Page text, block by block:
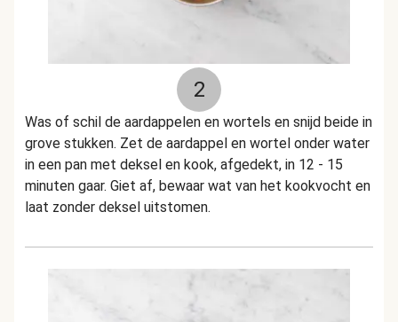
2
Was of schil de aardappelen en wortels en snijd beide in
grove stukken. Zet de aardappel en wortel onder water
in een pan met deksel en kook, afgedekt, in 12 - 15
minuten gaar. Giet af, bewaar wat van het kookvocht en
laat zonder deksel uitstomen.